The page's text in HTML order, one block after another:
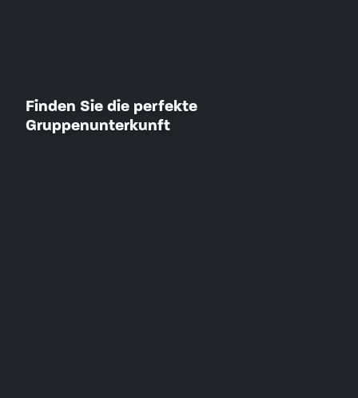
Finden Sie die perfekte
Gruppenunterkunft